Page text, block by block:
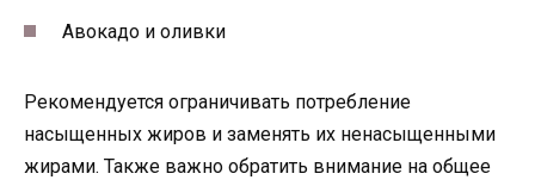
Авокадо и оливки
Рекомендуется ограничивать потребление
насыщенных жиров и заменять их ненасыщенными
жирами. Также важно обратить внимание на общее